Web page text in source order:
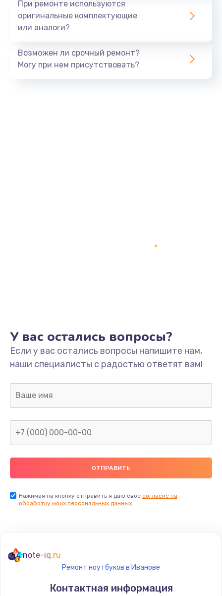
При ремонте используются
оригинальные комплектующие
или аналоги?
Возможен ли срочный ремонт?
Могу при нем присутствовать?
У вас остались вопросы?
Если у вас остались вопросы напишите нам,
наши специалисты с радостью ответят вам!
Нажимая на кнопку отправить я даю свое согласие на
обработку моих персональных данных.
note-iq.ru
Ремонт ноутбуков в Иванове
Контактная информация